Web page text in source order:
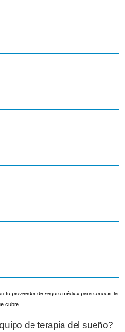
tu proveedor de seguro médico para conocer la
cubre.
de terapia del sueño?